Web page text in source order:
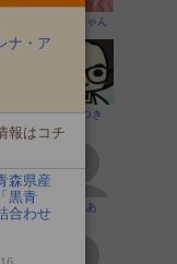
るかちゃん
あきつき
ち くれあ
ナ・ア
報はコチ
森県産
黒青
合わせ